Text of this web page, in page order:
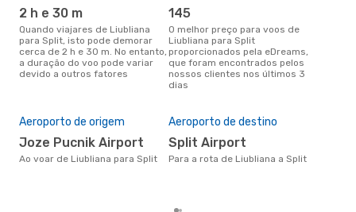
2 h e 30 m
Quando viajares de Liubliana
para Split, isto pode demorar
cerca de 2 h e 30 m. No entanto,
a duração do voo pode variar
devido a outros fatores
145
O melhor preço para voos de
Liubliana para Split
proporcionados pela eDreams,
que foram encontrados pelos
nossos clientes nos últimos 3
dias
Aeroporto de origem
Joze Pucnik Airport
Ao voar de Liubliana para Split
Aeroporto de destino
Split Airport
Para a rota de Liubliana a Split